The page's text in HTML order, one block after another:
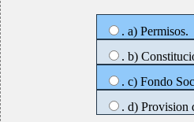
. a) Permisos.
. b)
. c) Fondo
. d) Provision